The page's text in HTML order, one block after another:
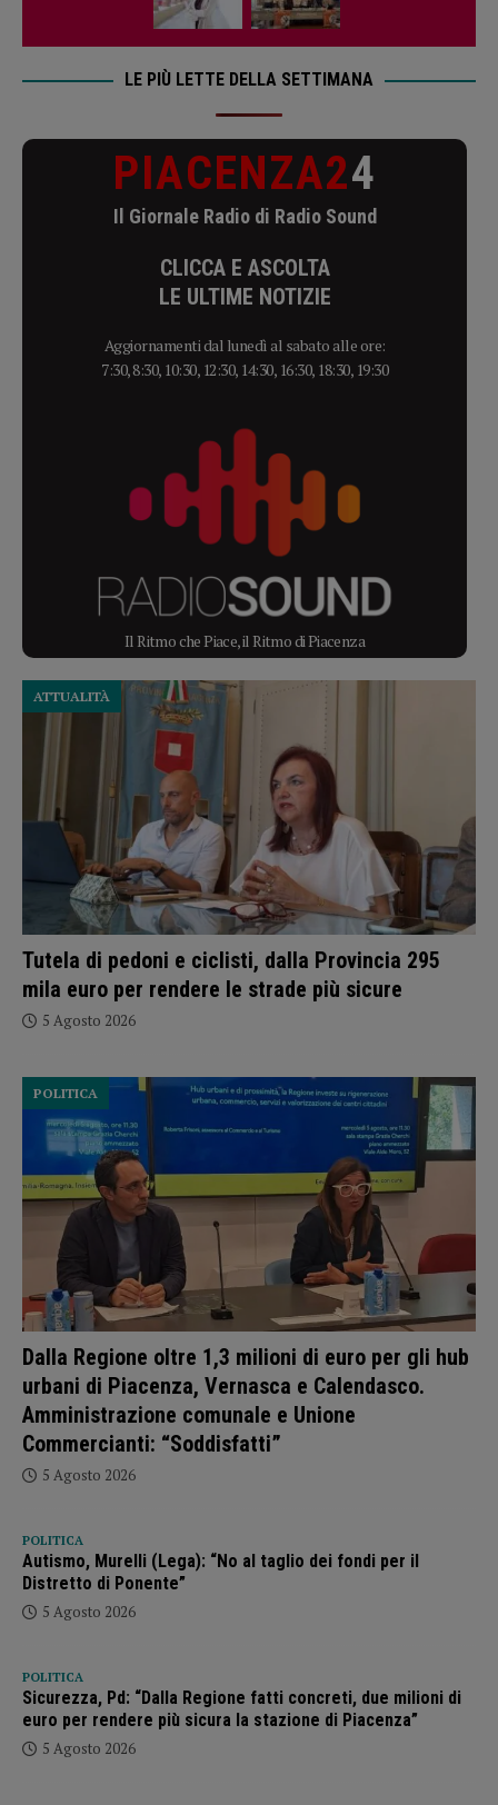
LE PIÙ LETTE DELLA SETTIMANA
PIACENZA24
Il Giornale Radio di Radio Sound
CLICCA E ASCOLTA
LE ULTIME NOTIZIE
Aggiornamenti dal lunedì al sabato alle ore:
7:30, 8:30, 10:30, 12:30, 14:30, 16:30, 18:30, 19:30
Il Ritmo che Piace, il Ritmo di Piacenza
Tutela di pedoni e ciclisti, dalla Provincia 295
mila euro per rendere le strade più sicure
ATTUALITÀ
5 Agosto 2026
Dalla Regione oltre 1,3 milioni di euro per gli hub
urbani di Piacenza, Vernasca e Calendasco.
Amministrazione comunale e Unione
Commercianti: “Soddisfatti”
POLITICA
5 Agosto 2026
POLITICA
Autismo, Murelli (Lega): “No al taglio dei fondi per il
Distretto di Ponente”
5 Agosto 2026
POLITICA
Sicurezza, Pd: “Dalla Regione fatti concreti, due milioni di
euro per rendere più sicura la stazione di Piacenza”
5 Agosto 2026